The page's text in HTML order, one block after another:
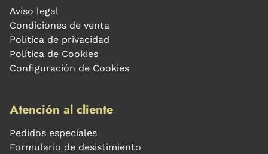
Aviso legal
Condiciones de venta
Política de privacidad
Política de Cookies
Configuración de Cookies
Atención al cliente
Pedidos especiales
Formulario de desistimiento